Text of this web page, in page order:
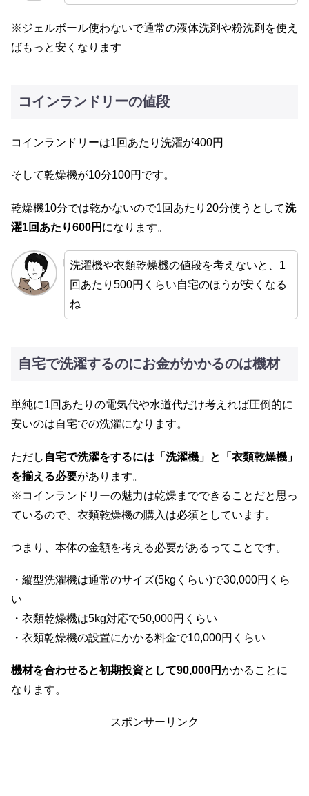
※ジェルボール使わないで通常の液体洗剤や粉洗剤を使え
ばもっと安くなります
コインランドリーの値段
コインランドリーは1回あたり洗濯が400円
そして乾燥機が10分100円です。
乾燥機10分では乾かないので1回あたり20分使うとして洗
濯1回あたり600円 になります。
洗濯機や衣類乾燥機の値段を考えないと、1
回あたり500円くらい自宅のほうが安くなる
ね
自宅で洗濯するのにお金がかかるのは機材
単純に1回あたりの電気代や水道代だけ考えれば圧倒的に
安いのは自宅での洗濯になります。
ただし 自宅で洗濯をするには「洗濯機」と「衣類乾燥機」
を揃える必要があります。
※コインランドリーの魅力は乾燥までできることだと思っ
ているので、衣類乾燥機の購入は必須としています。
つまり、本体の金額を考える必要があるってことです。
・縦型洗濯機は通常のサイズ(5kgくらい)で30,000円くら
い
・衣類乾燥機は5kg対応で50,000円くらい
・衣類乾燥機の設置にかかる料金で10,000円くらい
機材を合わせると初期投資として90,000円かかることに
なります。
スポンサーリンク